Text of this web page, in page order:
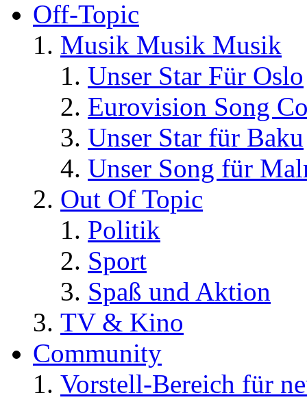
Off-Topic
Musik Musik Musik
Unser Star Für Oslo
Eurovision Song
Unser Star für Baku
Unser Song für
Out Of Topic
Politik
Sport
Spaß und Aktion
TV & Kino
Community
Vorstell-Bereich für